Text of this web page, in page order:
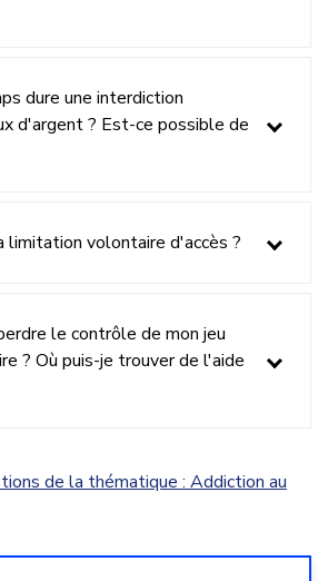
dure une interdiction
d'argent ? Est-ce possible de
limitation volontaire d'accès ?
le contrôle de mon jeu
? Où puis-je trouver de l'aide
de la thématique : Addiction au